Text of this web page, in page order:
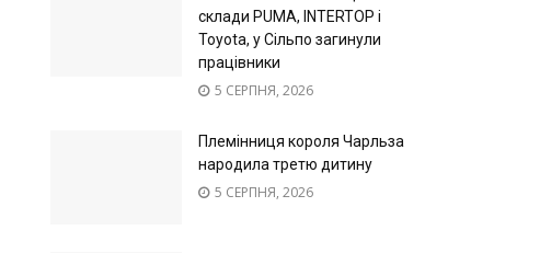
склади PUMA, INTERTOP і
Toyota, у Сільпо загинули
працівники
5 СЕРПНЯ, 2026
Племінниця короля Чарльза
народила третю дитину
5 СЕРПНЯ, 2026